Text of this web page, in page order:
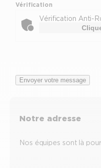
Notre adresse
Nos équipes sont là
Vérification
Vérification Anti-
Envoyer votre message